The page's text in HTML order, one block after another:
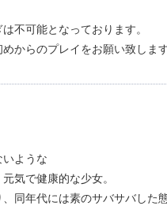
不可能となっております。
からのプレイをお願い致しま
ような
気で健康的な少女。
同年代には素のサバサバした